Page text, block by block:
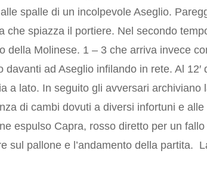
spalle di un incolpevole Aseglio.
che spiazza il portiere. Nel secondo
della Molinese. 1 – 3 che arriva invece
ad Aseglio infilando in rete. Al 12′
a lato. In seguito gli avversari archiviano
di cambi dovuti a diversi infortuni e alle
espulso Capra, rosso diretto per un fallo
sul pallone e l’andamento della partita.